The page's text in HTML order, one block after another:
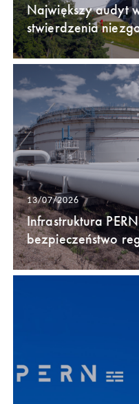
Największy audyt
stwierdzenia
13/07/2026
Infrastruktura
bezpieczeństwo